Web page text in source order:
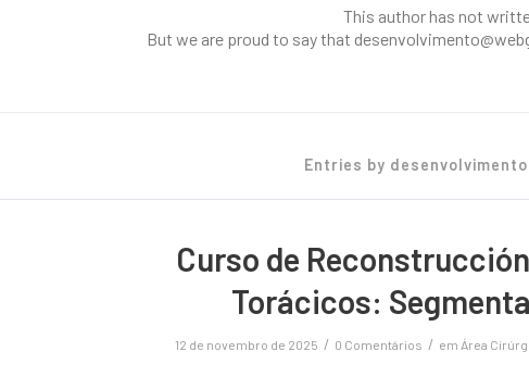
This author has not
But we are proud to say that
Entries by
Curso de
Torácicos:
12 de novembro de 2025 / 0 Comentários / em Área